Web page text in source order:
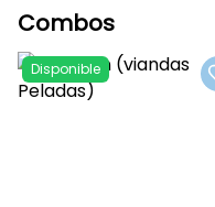
Combos
Disponible